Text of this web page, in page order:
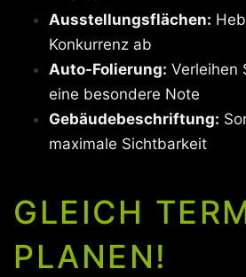
Ausstellungsflächen:
Konkurrenz ab
Auto-Folierung: Verleihen
eine besondere Note
Gebäudebeschriftung:
maximale Sichtbarkeit
GLEICH
PLANEN!